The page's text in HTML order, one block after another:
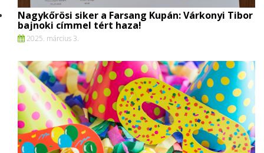
Nagykőrösi siker a Farsang Kupán: Várkonyi Tibor
bajnoki címmel tért haza!
2025. március 3.